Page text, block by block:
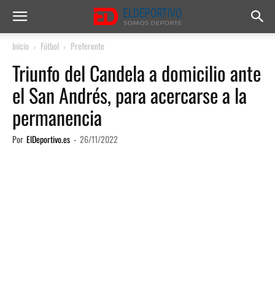
Inicio Fútbol Preferente
Triunfo del Candela a domicilio ante
el San Andrés, para acercarse a la
permanencia
Por ElDeportivo.es - 26/11/2022